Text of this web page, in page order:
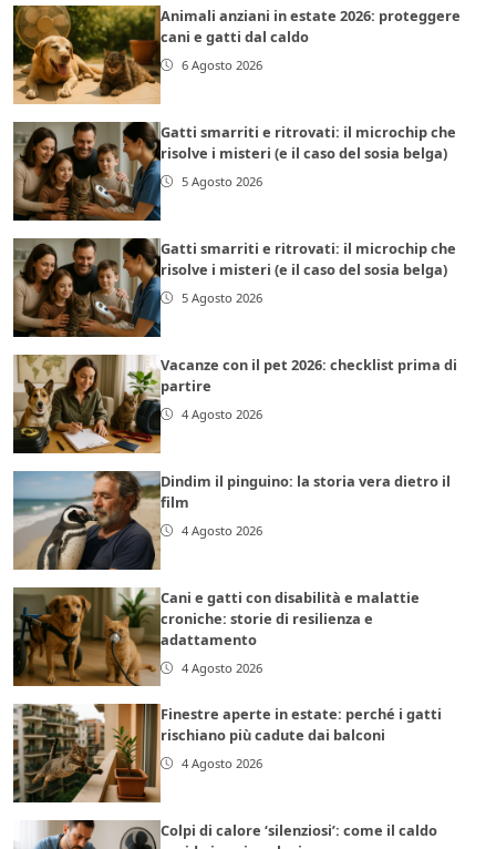
Animali anziani in estate 2026: proteggere
cani e gatti dal caldo
6 Agosto 2026
Gatti smarriti e ritrovati: il microchip che
risolve i misteri (e il caso del sosia belga)
5 Agosto 2026
Gatti smarriti e ritrovati: il microchip che
risolve i misteri (e il caso del sosia belga)
5 Agosto 2026
Vacanze con il pet 2026: checklist prima di
partire
4 Agosto 2026
Dindim il pinguino: la storia vera dietro il
film
4 Agosto 2026
Cani e gatti con disabilità e malattie
croniche: storie di resilienza e
adattamento
4 Agosto 2026
Finestre aperte in estate: perché i gatti
rischiano più cadute dai balconi
4 Agosto 2026
Colpi di calore ‘silenziosi’: come il caldo